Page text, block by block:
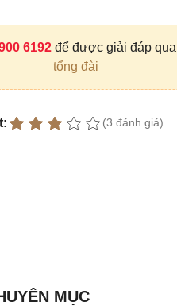
6192 để được giải đáp qua
tổng đài
(3 đánh giá)
MỤC